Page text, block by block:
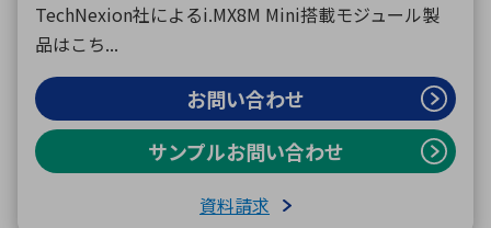
TechNexion社によるi.MX8M Mini搭載モジュール製
品はこち...
お問い合わせ
サンプルお問い合わせ
資料請求